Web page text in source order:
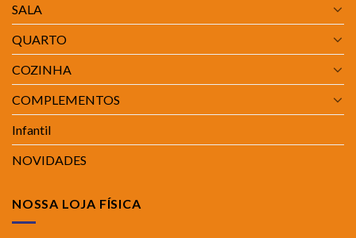
SALA
QUARTO
COZINHA
COMPLEMENTOS
Infantil
NOVIDADES
NOSSA LOJA FÍSICA